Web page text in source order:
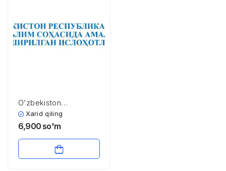
O’zbekiston
Respublikasida ta’lim
sohasida amalga
Xarid qiling
6,900 so'm